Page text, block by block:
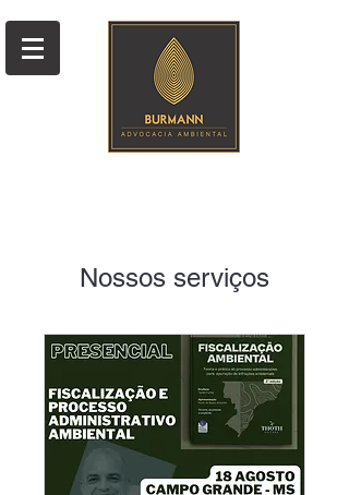
Nossos serviços